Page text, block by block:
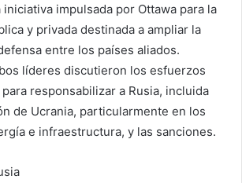
iniciativa impulsada por Ottawa para la
y privada destinada a ampliar la
entre los países aliados.
líderes discutieron los esfuerzos
responsabilizar a Rusia, incluida
de Ucrania, particularmente en los
e infraestructura, y las sanciones.